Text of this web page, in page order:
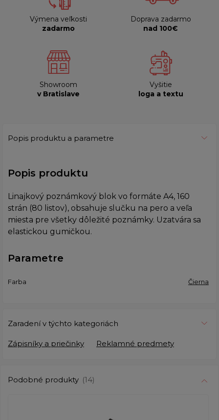
Výmena veľkosti
zadarmo
Doprava zadarmo
nad 100€
Showroom
v Bratislave
Vyšitie
loga a textu
Popis produktu a parametre
Popis produktu
Linajkový poznámkový blok vo formáte A4, 160
strán (80 listov), obsahuje slučku na pero a veľa
miesta pre všetky dôležité poznámky. Uzatvára sa
elastickou gumičkou.
Parametre
Farba Čierna
Zaradení v týchto kategoriách
Zápisníky a priečinky Reklamné predmety
Podobné produkty (14)